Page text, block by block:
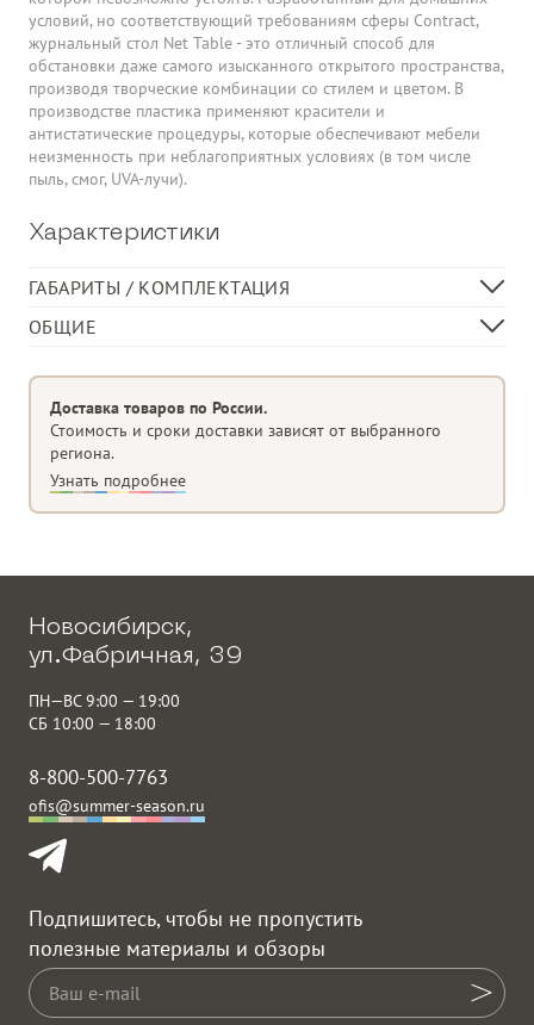
условий, но соответствующий требованиям сферы Contract,
журнальный стол Net Table - это отличный способ для
обстановки даже самого изысканного открытого пространства,
производя творческие комбинации со стилем и цветом. В
производстве пластика применяют красители и
антистатические процедуры, которые обеспечивают мебели
неизменность при неблагоприятных условиях (в том числе
пыль, смог, UVA-лучи).
Характеристики
ГАБАРИТЫ / КОМПЛЕКТАЦИЯ
Размер 400х400х400 мм
ОБЩИЕ
Тип поверхности/плетения
Перфорация
Доставка товаров по России.
Стоимость и сроки доставки зависят от выбранного
региона.
Узнать подробнее
Новосибирск,
ул.Фабричная, 39
ПН—ВС 9:00 — 19:00
СБ 10:00 — 18:00
8-800-500-7763
ofis@summer-season.ru
Подпишитесь, чтобы не пропустить
полезные материалы и обзоры